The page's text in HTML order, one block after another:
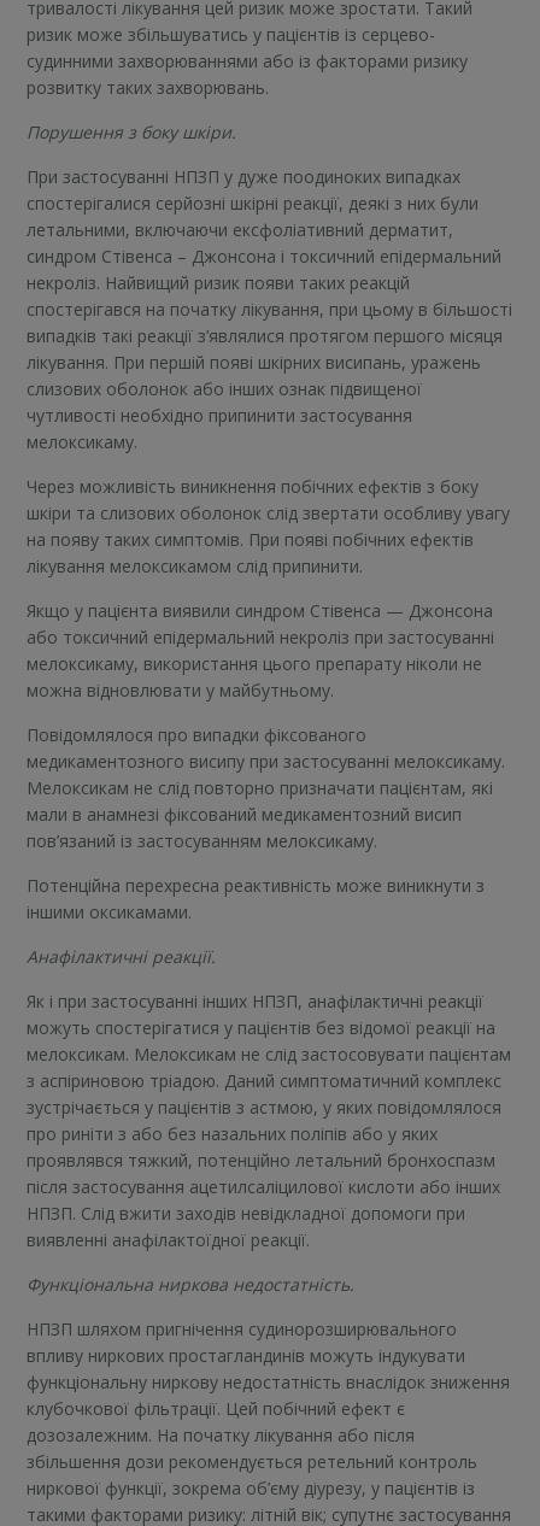
тривалості лікування цей ризик може зростати. Такий
ризик може збільшуватись у пацієнтів із серцево-
судинними захворюваннями або із факторами ризику
розвитку таких захворювань.
Порушення з боку шкіри.
При застосуванні НПЗП у дуже поодиноких випадках
спостерігалися серйозні шкірні реакції, деякі з них були
летальними, включаючи ексфоліативний дерматит,
синдром Стівенса – Джонсона і токсичний епідермальний
некроліз. Найвищий ризик появи таких реакцій
спостерігався на початку лікування, при цьому в більшості
випадків такі реакції з’являлися протягом першого місяця
лікування. При першій появі шкірних висипань, уражень
слизових оболонок або інших ознак підвищеної
чутливості необхідно припинити застосування
мелоксикаму.
Через можливість виникнення побічних ефектів з боку
шкіри та слизових оболонок слід звертати особливу увагу
на появу таких симптомів. При появі побічних ефектів
лікування мелоксикамом слід припинити.
Якщо у пацієнта виявили синдром Стівенса — Джонсона
або токсичний епідермальний некроліз при застосуванні
мелоксикаму, використання цього препарату ніколи не
можна відновлювати у майбутньому.
Повідомлялося про випадки фіксованого
медикаментозного висипу при застосуванні мелоксикаму.
Мелоксикам не слід повторно призначати пацієнтам, які
мали в анамнезі фіксований медикаментозний висип
пов’язаний із застосуванням мелоксикаму.
Потенційна перехресна реактивність може виникнути з
іншими оксикамами.
Анафілактичні реакції.
Як і при застосуванні інших НПЗП, анафілактичні реакції
можуть спостерігатися у пацієнтів без відомої реакції на
мелоксикам. Мелоксикам не слід застосовувати пацієнтам
з аспіриновою тріадою. Даний симптоматичний комплекс
зустрічається у пацієнтів з астмою, у яких повідомлялося
про риніти з або без назальних поліпів або у яких
проявлявся тяжкий, потенційно летальний бронхоспазм
після застосування ацетилсаліцилової кислоти або інших
НПЗП. Слід вжити заходів невідкладної допомоги при
виявленні анафілактоїдної реакції.
Функціональна ниркова недостатність.
НПЗП шляхом пригнічення судинорозширювального
впливу ниркових простагландинів можуть індукувати
функціональну ниркову недостатність внаслідок зниження
клубочкової фільтрації. Цей побічний ефект є
дозозалежним. На початку лікування або після
збільшення дози рекомендується ретельний контроль
ниркової функції, зокрема об’єму діурезу, у пацієнтів із
такими факторами ризику: літній вік; супутнє застосування